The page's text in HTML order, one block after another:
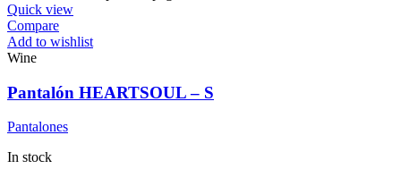
Quick view
Compare
Add to wishlist
Wine
Pantalón HEARTSOUL – S
Pantalones
In stock